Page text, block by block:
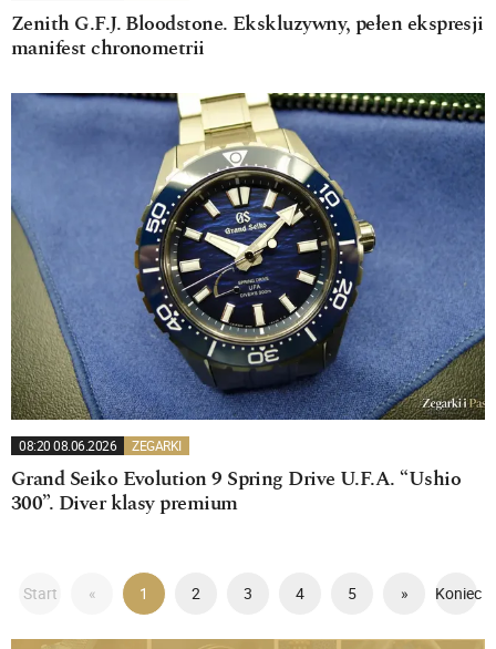
Zenith G.F.J. Bloodstone. Ekskluzywny, pełen ekspresji
manifest chronometrii
08:20 08.06.2026 ZEGARKI
Grand Seiko Evolution 9 Spring Drive U.F.A. “Ushio
300”. Diver klasy premium
Start « 1 2 3 4 5 » Koniec